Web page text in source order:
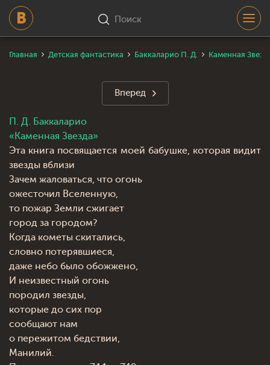
Поиск
Главная Детская фантастика Баккаларио П. Д. Каменная
Вперед
П. Д. Баккаларио
«Каменная Звезда»
Эта книга посвящается моей бабушке, которая видит
звезды вблизи
Зачем жаловаться, что огонь
ожесточил Вселенную,
то пожар Земли сжигает
город за городом?
Когда кометы скитались,
словно потерявшиеся,
даже небо было обожжено,
И неизвестный огонь
породил звезды,
которые до сих пор
сообщают нам
о пережитом бедствии,
Манилий.